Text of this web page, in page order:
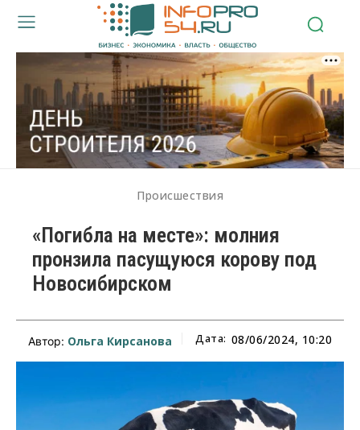
Происшествия
«Погибла на месте»: молния
пронзила пасущуюся корову под
Новосибирском
Автор: Ольга Кирсанова Дата: 08/06/2024, 10:20